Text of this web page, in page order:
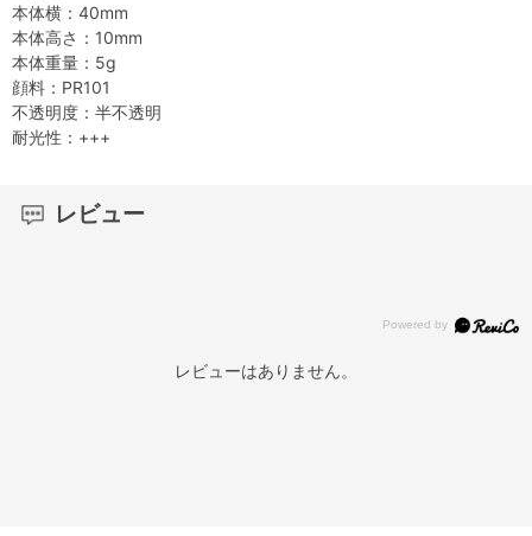
本体横：40mm
本体高さ：10mm
本体重量：5g
顔料：PR101
不透明度：半不透明
耐光性：+++
レビュー
レビューはありません。